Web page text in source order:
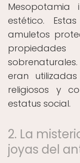
estético.
amuletos
eran
religiosos y
estatus social.
2. La
joyas del